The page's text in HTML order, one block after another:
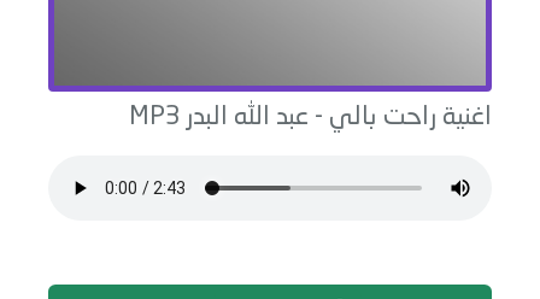
اغنية راحت بالي - عبد الله البدر